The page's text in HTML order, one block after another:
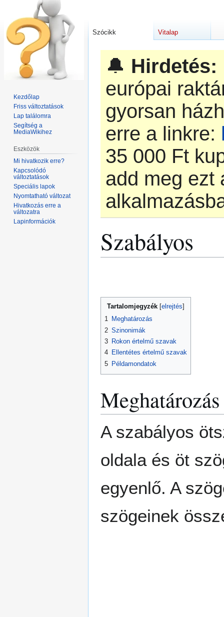
🔔 Hirdetés:
európai
gyorsan
erre a linkre:
‎35 000 Ft
add meg ezt
Szabályos
Tartalomjegyzék
1 Meghatározás
2 Szinonimák
3 Rokon értelmű szavak
4 Ellentétes értelmű szavak
5 Példamondatok
Meghatározás
A szabályos
oldala és öt
egyenlő. A
szögeinek
Szócikk Vitalap
Kezdőlap
Friss változtatások
Lap találomra
Segítség a
MediaWikihez
Eszközök
Mi hivatkozik erre?
Kapcsolódó
változtatások
Speciális lapok
Nyomtatható változat
Hivatkozás erre a
változatra
Lapinformációk